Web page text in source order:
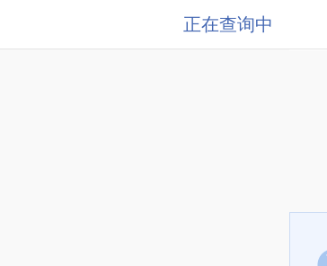
正在查询中